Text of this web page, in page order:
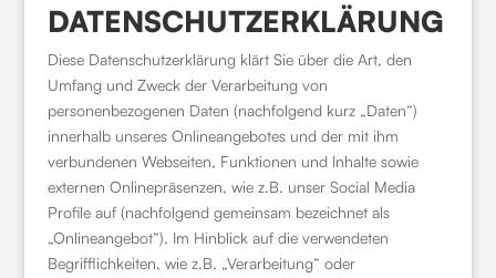
DATENSCHUTZERKLÄRUNG
Diese Datenschutzerklärung klärt Sie über die Art, den
Umfang und Zweck der Verarbeitung von
personenbezogenen Daten (nachfolgend kurz „Daten“)
innerhalb unseres Onlineangebotes und der mit ihm
verbundenen Webseiten, Funktionen und Inhalte sowie
externen Onlinepräsenzen, wie z.B. unser Social Media
Profile auf (nachfolgend gemeinsam bezeichnet als
„Onlineangebot“). Im Hinblick auf die verwendeten
Begrifflichkeiten, wie z.B. „Verarbeitung“ oder